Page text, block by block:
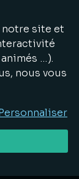
site et
…).
nous vous